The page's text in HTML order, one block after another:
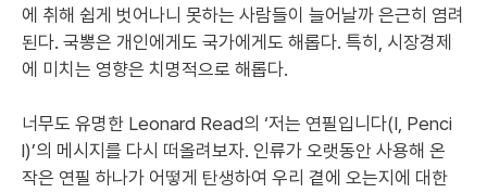
에 취해 쉽게 벗어나니 못하는 사람들이 늘어날까 은근히 염려
된다. 국뽕은 개인에게도 국가에게도 해롭다. 특히, 시장경제
에 미치는 영향은 치명적으로 해롭다.
너무도 유명한 Leonard Read의 ‘저는 연필입니다(I, Penci
l)’의 메시지를 다시 떠올려보자. 인류가 오랫동안 사용해 온
작은 연필 하나가 어떻게 탄생하여 우리 곁에 오는지에 대한